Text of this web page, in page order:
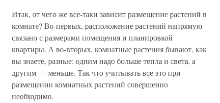
Итак, от чего же все-таки зависит размещение растений в
комнате? Во-первых, расположение растений напрямую
связано с размерами помещения и планировкой
квартиры. А во-вторых, комнатные растения бывают, как
вы знаете, разные: одним надо больше тепла и света, а
другим — меньше. Так что учитывать все это при
размещении комнатных растений совершенно
необходимо.